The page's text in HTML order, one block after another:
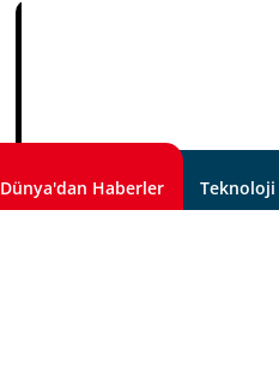
Dünya'dan Haberler Teknoloji